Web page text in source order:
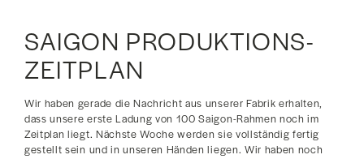
SAIGON PRODUKTIONS-
ZEITPLAN
Wir haben gerade die Nachricht aus unserer Fabrik erhalten,
dass unsere erste Ladung von 100 Saigon-Rahmen noch im
Zeitplan liegt. Nächste Woche werden sie vollständig fertig
gestellt sein und in unseren Händen liegen. Wir haben noch